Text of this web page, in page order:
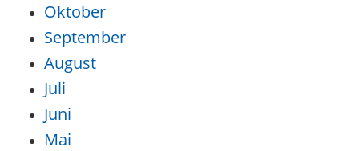
Oktober
September
August
Juli
Juni
Mai